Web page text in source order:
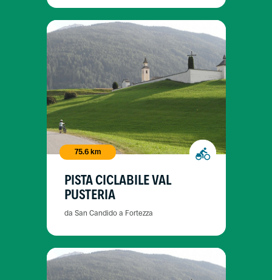
75.6 km
PISTA CICLABILE VAL
PUSTERIA
da San Candido a Fortezza